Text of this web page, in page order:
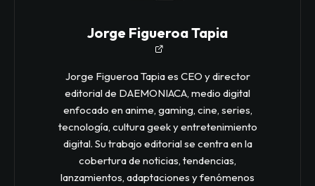
Jorge Figueroa Tapia
Jorge Figueroa Tapia es CEO y director
editorial de DAEMONIACA, medio digital
enfocado en anime, gaming, cine, series,
tecnología, cultura geek y entretenimiento
digital. Su trabajo editorial se centra en la
cobertura de noticias, tendencias,
lanzamientos, adaptaciones y fenómenos